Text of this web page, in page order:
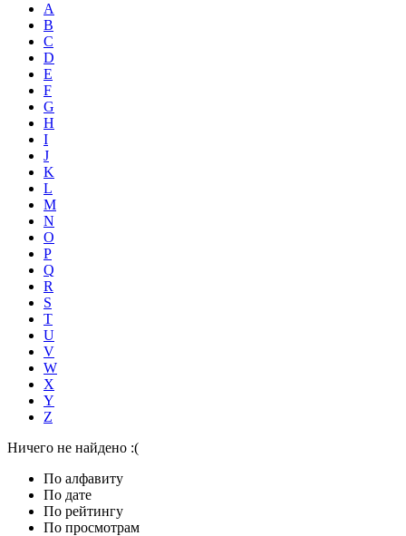
A
B
C
D
E
F
G
H
I
J
K
L
M
N
O
P
Q
R
S
T
U
V
W
X
Y
Z
Ничего не найдено :(
По алфавиту
По дате
По рейтингу
По просмотрам